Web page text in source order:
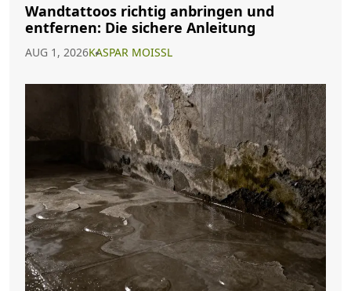
Wandtattoos richtig anbringen und
entfernen: Die sichere Anleitung
AUG 1, 2026KASPAR MOISSL